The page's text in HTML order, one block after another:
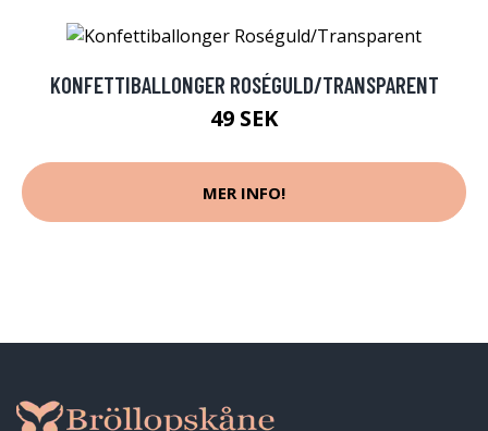
KONFETTIBALLONGER ROSÉGULD/TRANSPARENT
49 SEK
MER INFO!